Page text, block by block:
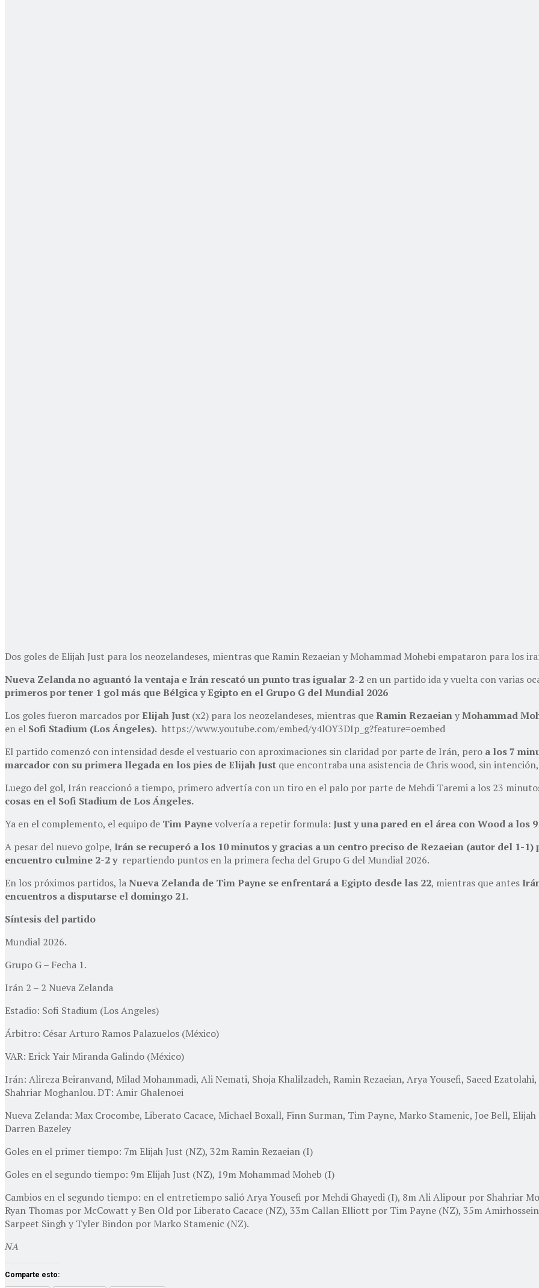
Dos goles de Elijah Just para los neozelandeses, mientras que Ramin Rezaeian y Mohammad Mohebi empataron para los
Nueva Zelanda no aguantó la ventaja e Irán rescató un punto tras igualar 2-2 en un partido ida y vuelta con varias
primeros por tener 1 gol más que Bélgica y Egipto en el Grupo G del Mundial 2026
Los goles fueron marcados porElijah Just (x2) para los neozelandeses, mientras queRamin RezaeianyMohammad
en el Sofi Stadium (Los Ángeles). https://www.youtube.com/embed/y4lOY3DIp_g?feature=oembed
El partido comenzó con intensidad desde el vestuario con aproximaciones sin claridad por parte de Irán, pero a los 7
marcador con su primera llegada en los pies de Elijah Just que encontraba una asistencia de Chris wood, sin
Luego del gol, Irán reaccionó a tiempo, primero advertía con un tiro en el palo por parte de Mehdi Taremi a los 23
cosas en el Sofi Stadium de Los Ángeles.
Ya en el complemento, el equipo de Tim Paynevolvería a repetir formula: Just y una pared en el área con Wood a
A pesar del nuevo golpe, Irán se recuperó a los 10 minutos y gracias a un centro preciso de Rezaeian (autor del 1-
encuentro culmine 2-2 y repartiendo puntos en la primera fecha del Grupo G del Mundial 2026.
En los próximos partidos, laNueva Zelanda de Tim Payne se enfrentará a Egipto desde las 22, mientras que antes
encuentros a disputarse el domingo 21.
Síntesis del partido
Mundial 2026.
Grupo G – Fecha 1.
Irán 2 – 2 Nueva Zelanda
Estadio: Sofi Stadium (Los Angeles)
Árbitro: César Arturo Ramos Palazuelos (México)
VAR: Erick Yair Miranda Galindo (México)
Irán: Alireza Beiranvand, Milad Mohammadi, Ali Nemati, Shoja Khalilzadeh, Ramin Rezaeian, Arya Yousefi, Saeed
Shahriar Moghanlou. DT: Amir Ghalenoei
Nueva Zelanda: Max Crocombe, Liberato Cacace, Michael Boxall, Finn Surman, Tim Payne, Marko Stamenic, Joe Bell,
Darren Bazeley
Goles en el primer tiempo: 7m Elijah Just (NZ), 32m Ramin Rezaeian (I)
Goles en el segundo tiempo: 9m Elijah Just (NZ), 19m Mohammad Moheb (I)
Cambios en el segundo tiempo: en el entretiempo salió Arya Yousefi por Mehdi Ghayedi (I), 8m Ali Alipour por Shahriar
Ryan Thomas por McCowatt y Ben Old por Liberato Cacace (NZ), 33m Callan Elliott por Tim Payne (NZ), 35m
Sarpeet Singh y Tyler Bindon por Marko Stamenic (NZ).
NA
Comparte esto: